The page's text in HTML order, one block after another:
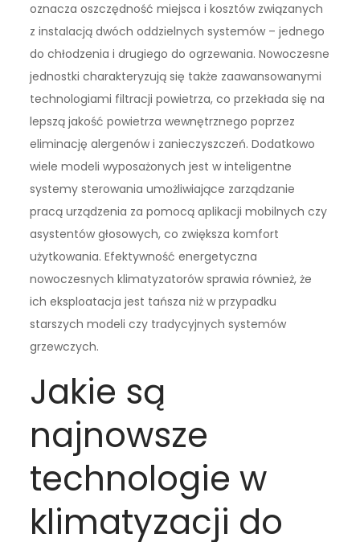
oznacza oszczędność miejsca i kosztów związanych
z instalacją dwóch oddzielnych systemów – jednego
do chłodzenia i drugiego do ogrzewania. Nowoczesne
jednostki charakteryzują się także zaawansowanymi
technologiami filtracji powietrza, co przekłada się na
lepszą jakość powietrza wewnętrznego poprzez
eliminację alergenów i zanieczyszczeń. Dodatkowo
wiele modeli wyposażonych jest w inteligentne
systemy sterowania umożliwiające zarządzanie
pracą urządzenia za pomocą aplikacji mobilnych czy
asystentów głosowych, co zwiększa komfort
użytkowania. Efektywność energetyczna
nowoczesnych klimatyzatorów sprawia również, że
ich eksploatacja jest tańsza niż w przypadku
starszych modeli czy tradycyjnych systemów
grzewczych.
Jakie są
najnowsze
technologie w
klimatyzacji do